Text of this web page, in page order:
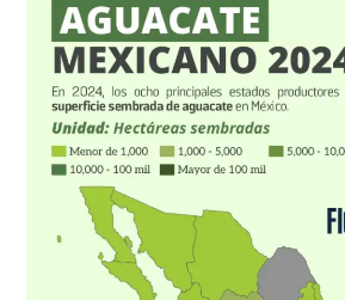
hectáreas
sembradas
aguacate
mexicano